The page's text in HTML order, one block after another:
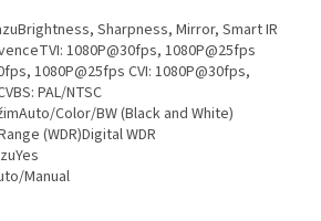
Brightness, Sharpness, Mirror, Smart IR
TVI: 1080P@30fps, 1080P@25fps
1080P@25fps CVI: 1080P@30fps,
PAL/NTSC
Auto/Color/BW (Black and White)
(WDR)Digital WDR
Yes
Manual